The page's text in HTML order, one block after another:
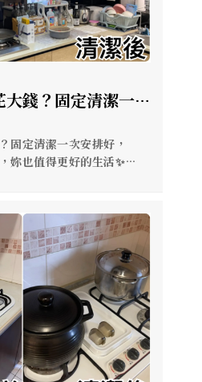
錢？固定清潔一次
放鬆、享受，妳
潔就交
固定清潔一次安排好，
妳也值得更好的生活✨